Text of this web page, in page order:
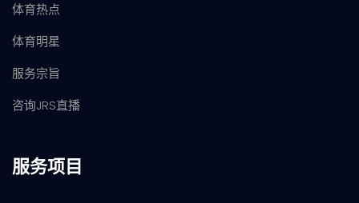
体育热点
体育明星
服务宗旨
咨询JRS直播
服务项目